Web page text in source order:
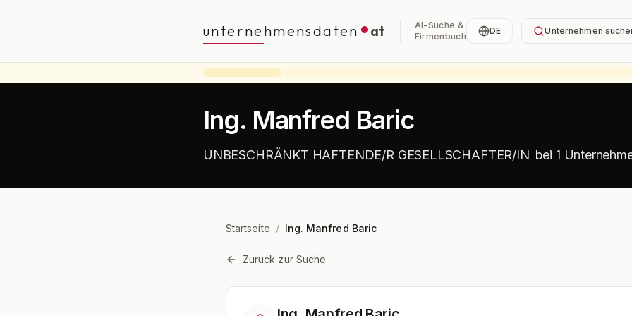
unternehmensdaten at
AI-Suche &
Firmenbuch
DE Unternehmen
Ing. Manfred Baric
UNBESCHRÄNKT HAFTENDE/R GESELLSCHAFTER/IN bei 1
Startseite / Ing. Manfred Baric
Zurück zur Suche